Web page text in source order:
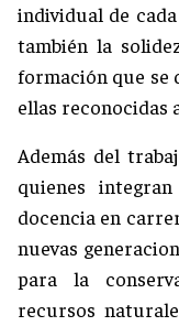
individual de
también la
formación que se
ellas reconocidas
Además del
quienes
docencia en
nuevas
para la
recursos